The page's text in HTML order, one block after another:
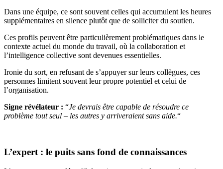
Dans une équipe, ce sont souvent celles qui accumulent les heures
supplémentaires en silence plutôt que de solliciter du soutien.
Ces profils peuvent être particulièrement problématiques dans le
contexte actuel du monde du travail, où la collaboration et
l’intelligence collective sont devenues essentielles.
Ironie du sort, en refusant de s’appuyer sur leurs collègues, ces
personnes limitent souvent leur propre potentiel et celui de
l’organisation.
Signe révélateur : “Je devrais être capable de résoudre ce
problème tout seul – les autres y arriveraient sans aide.“
L’expert : le puits sans fond de connaissances